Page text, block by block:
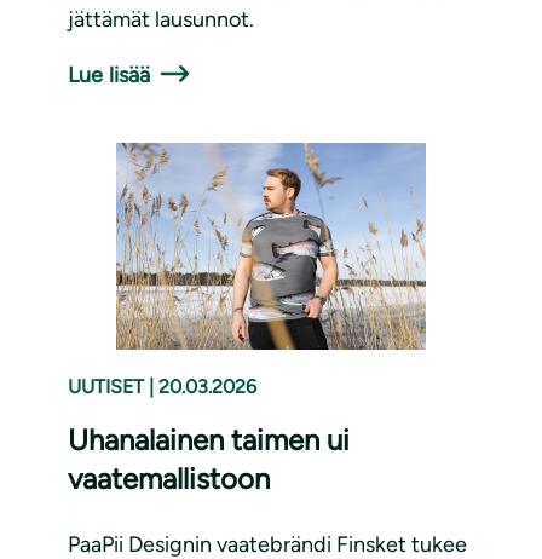
jättämät lausunnot.
Lue lisää
UUTISET 20.03.2026
Uhanalainen taimen ui
vaatemallistoon
PaaPii Designin vaatebrändi Finsket tukee